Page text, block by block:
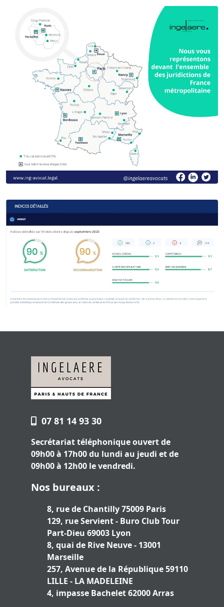
07 81 14 93 30
Secrétariat téléphonique ouvert de
09h00 à 17h00 du lundi au jeudi et de
09h00 à 12h00 le vendredi.
Nos bureaux :
8, rue de Chantilly 75009 Paris
129, rue Servient - Buro Club Tour
Part-Dieu 69003 Lyon
8, quai de Rive Neuve - 13001
Marseille
257, Avenue de la République 59110
LILLE - LA MADELEINE
4, impasse Bachelet 62000 Arras